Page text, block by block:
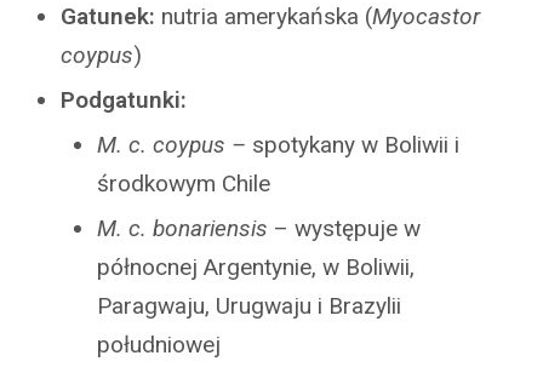
Gatunek: nutria amerykańska (Myocastor
coypus)
Podgatunki:
M. c. coypus – spotykany w Boliwii i
środkowym Chile
M. c. bonariensis – występuje w
północnej Argentynie, w Boliwii,
Paragwaju, Urugwaju i Brazylii
południowej